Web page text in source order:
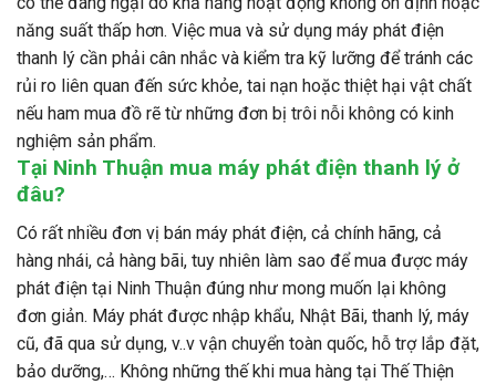
năng suất thấp hơn. Việc mua và sử dụng máy phát điện
thanh lý cần phải cân nhắc và kiểm tra kỹ lưỡng để tránh các
rủi ro liên quan đến sức khỏe, tai nạn hoặc thiệt hại vật chất
nếu ham mua đồ rẽ từ những đơn bị trôi nỗi không có kinh
nghiệm sản phẩm.
Tại Ninh Thuận mua máy phát điện thanh lý ở
đâu?
Có rất nhiều đơn vị bán máy phát điện, cả chính hãng, cả
hàng nhái, cả hàng bãi, tuy nhiên làm sao để mua được máy
phát điện tại Ninh Thuận đúng như mong muốn lại không
đơn giản. Máy phát được nhập khẩu, Nhật Bãi, thanh lý, máy
cũ, đã qua sử dụng, v..v vận chuyển toàn quốc, hỗ trợ lắp đặt,
bảo dưỡng,… Không những thế khi mua hàng tại Thế Thiện